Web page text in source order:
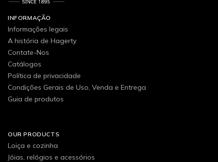
INFORMAÇÃO
Informações legais
A história de Hagerty
Contate-Nos
Catálogos
Política de privacidade
Condições Gerais de Uso, Venda e Entrega
Guia de produtos
OUR PRODUCTS
Loiça e cozinha
Jóias, relógios e acessórios